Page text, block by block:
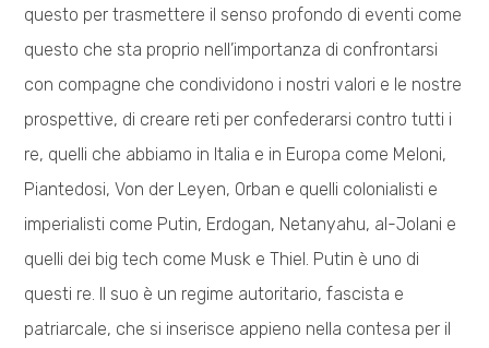
questo per trasmettere il senso profondo di eventi come
questo che sta proprio nell’importanza di confrontarsi
con compagne che condividono i nostri valori e le nostre
prospettive, di creare reti per confederarsi contro tutti i
re, quelli che abbiamo in Italia e in Europa come Meloni,
Piantedosi, Von der Leyen, Orban e quelli colonialisti e
imperialisti come Putin, Erdogan, Netanyahu, al-Jolani e
quelli dei big tech come Musk e Thiel. Putin è uno di
questi re. Il suo è un regime autoritario, fascista e
patriarcale, che si inserisce appieno nella contesa per il